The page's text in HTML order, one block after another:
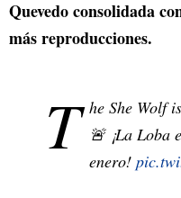
Quevedo consolidada
más reproducciones.
T he She Wolf
🚨 ¡La Loba
enero!